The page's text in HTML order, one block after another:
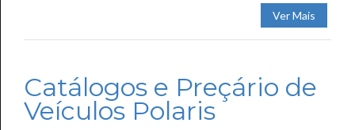
Ver Mais
Catálogos e Preçário de
Veículos Polaris